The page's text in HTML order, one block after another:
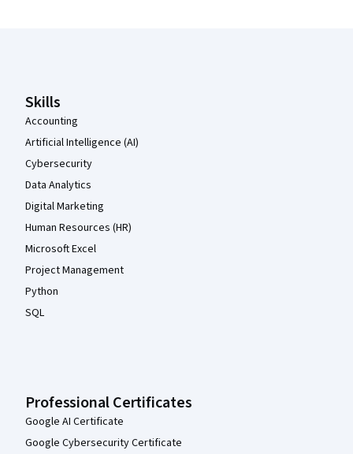
Skills
Accounting
Artificial Intelligence (AI)
Cybersecurity
Data Analytics
Digital Marketing
Human Resources (HR)
Microsoft Excel
Project Management
Python
SQL
Professional Certificates
Google AI Certificate
Google Cybersecurity Certificate